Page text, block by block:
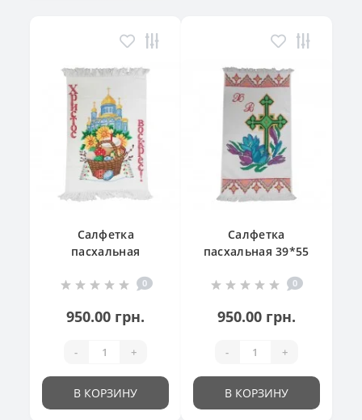
Салфетка
пасхальная
кошик"
0
950.00 грн.
- +
В КОРЗИНУ
Салфетка
пасхальная 39*55
0
950.00 грн.
- +
В КОРЗИНУ